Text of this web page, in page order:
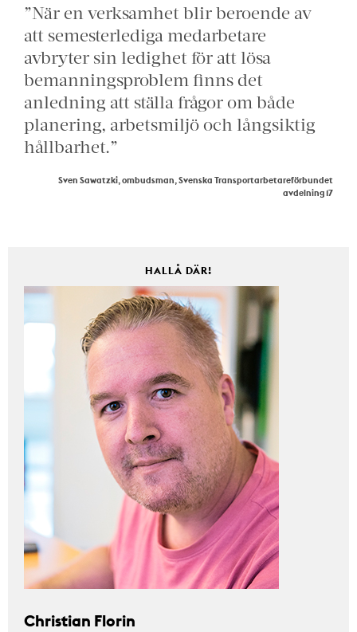
”När en verksamhet blir beroende av
att semesterlediga medarbetare
avbryter sin ledighet för att lösa
bemanningsproblem finns det
anledning att ställa frågor om både
planering, arbetsmiljö och långsiktig
hållbarhet.”
Sven Sawatzki, ombudsman, Svenska Transportarbetareförbundet
avdelning 17
HALLÅ DÄR!
Christian Florin